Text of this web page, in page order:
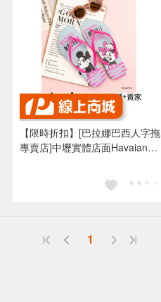
【限時折扣】[巴拉娜巴西人字拖
專賣店]中壢實體店面Havaianas
DISNEY 沙灘 海灘 海邊 藍粉帶
1